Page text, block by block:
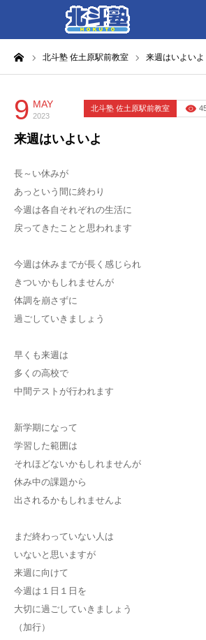
北斗塾 佐土原駅前教室 来週はいよいよ
9 MAY
2023
北斗塾 佐土原駅前教室
来週はいよいよ
長～い休みが
あっという間に終わり
今週は各自それぞれの生活に
戻ってきたことと思われます
今週は休みまでが長く感じられ
きついかもしれませんが
体調を崩さずに
過ごしていきましょう
早くも来週は
多くの高校で
中間テストが行われます
新学期になって
学習した範囲は
それほどないかもしれませんが
休み中の課題から
出されるかもしれませんよ
まだ終わっていない人は
いないと思いますが
来週に向けて
今週は１日１日を
大切に過ごしていきましょう
（加行）
HOME
各教室別に記事を見る
北斗塾／教室一覧
お問い合わせ